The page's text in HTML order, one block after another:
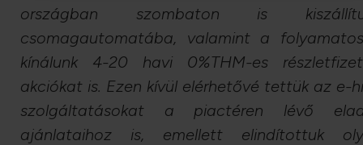
országban szombaton is
csomagautomatába, valamint a
kínálunk 4-20 havi 0%THM-es
akciókat is. Ezen kívül elérhetővé tettük az e-
szolgáltatásokat a piactéren lévő
ajánlataihoz is, emellett elindítottuk